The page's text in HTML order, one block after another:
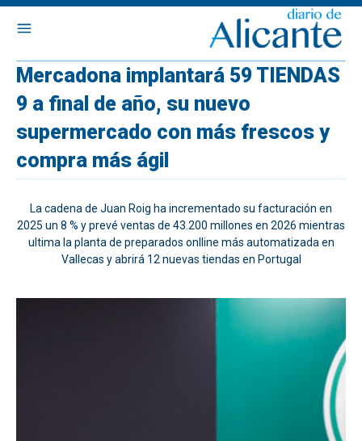
Mercadona implantará 59 TIENDAS
9 a final de año, su nuevo
supermercado con más frescos y
compra más ágil
La cadena de Juan Roig ha incrementado su facturación en
2025 un 8 % y prevé ventas de 43.200 millones en 2026 mientras
ultima la planta de preparados onlline más automatizada en
Vallecas y abrirá 12 nuevas tiendas en Portugal